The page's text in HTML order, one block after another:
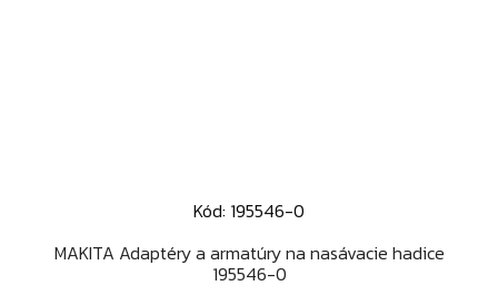
Kód: 195546-0
MAKITA Adaptéry a armatúry na nasávacie hadice
195546-0